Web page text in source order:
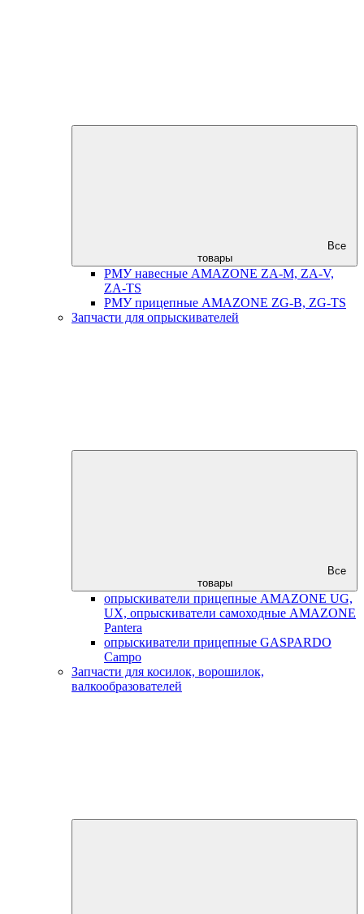
Все
товары
РМУ навесные AMAZONE ZA-M, ZA-V,
ZA-TS
РМУ прицепные AMAZONE ZG-B, ZG-TS
Запчасти для опрыскивателей
Все
товары
опрыскиватели прицепные AMAZONE UG,
UX, опрыскиватели самоходные AMAZONE
Pantera
опрыскиватели прицепные GASPARDO
Campo
Запчасти для косилок, ворошилок,
валкообразователей